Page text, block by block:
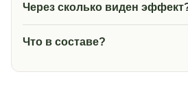
Через сколько виден
Что в составе?